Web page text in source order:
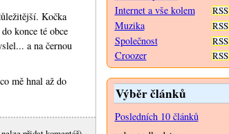
Kočka
konce té obce
a na černou
mě hnal až do
RSS
Internet a vše kolem
RSS
Muzika
RSS
Společnost
RSS
Croozer
Výběr článků
Posledních 10 článků